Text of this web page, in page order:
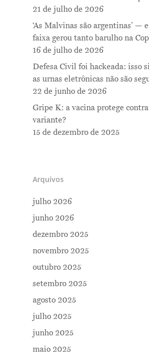
21 de julho de 2026
‘As Malvinas são argentinas’ —
faixa gerou tanto barulho na
16 de julho de 2026
Defesa Civil foi hackeada: isso
as urnas eletrônicas não são
22 de junho de 2026
Gripe K: a vacina protege contra
variante?
15 de dezembro de 2025
Arquivos
julho 2026
junho 2026
dezembro 2025
novembro 2025
outubro 2025
setembro 2025
agosto 2025
julho 2025
junho 2025
maio 2025